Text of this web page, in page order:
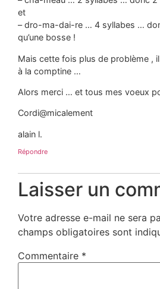
et
– dro-ma-dai-re … 4 syllabes …
qu’une bosse !
Mais cette fois plus de problème ,
à la comptine …
Alors merci … et tous mes voeux
Cordi@micalement
alain l.
Répondre
Laisser un
Votre adresse e-mail ne sera
champs obligatoires sont
Commentaire *